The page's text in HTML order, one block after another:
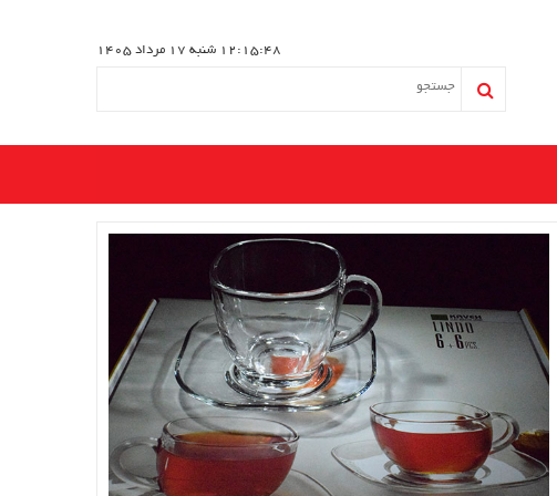
12:15:49 شنبه 17 مرداد 1405